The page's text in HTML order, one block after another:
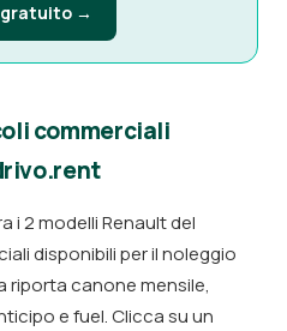
→
commerciali
i 2 modelli Renault del
disponibili per il noleggio
riporta canone mensile,
e fuel. Clicca su un